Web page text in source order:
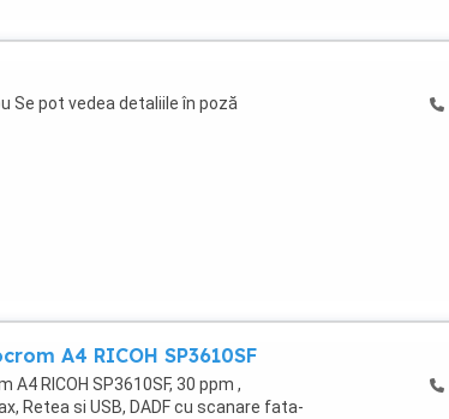
Se pot vedea detaliile în poză
A4 RICOH SP3610SF
RICOH SP3610SF, 30 ppm ,
Retea si USB, DADF cu scanare fata-